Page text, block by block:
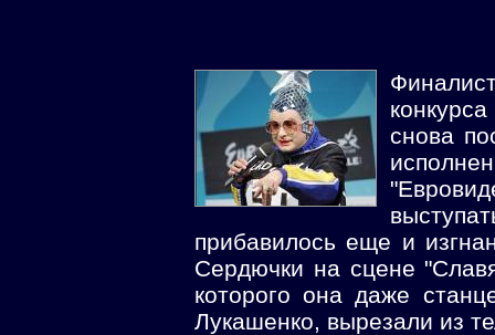
снова
прибавилось еще и
Сердючки на сцене
которого она даже
Лукашенко, вырезали из